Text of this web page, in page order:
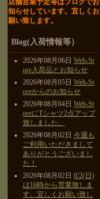
店舗営業予定等はブログでお
知らせしています。 宜しくお
願い致します。
Blog(入荷情報等）
2026年08月06日 Web-St
ore入荷品とお知らせ
2026年08月05日 Web-St
oreからのお知らせ
2026年08月04日 Web-St
oreにTシャツ2点アップ
致しました。
2026年08月02日 今週も
ご利用いただきまして
ありがとうございまし
た！
2026年08月02日 8/2(日)
は16時から営業致しま
す。宜しくお願い致し